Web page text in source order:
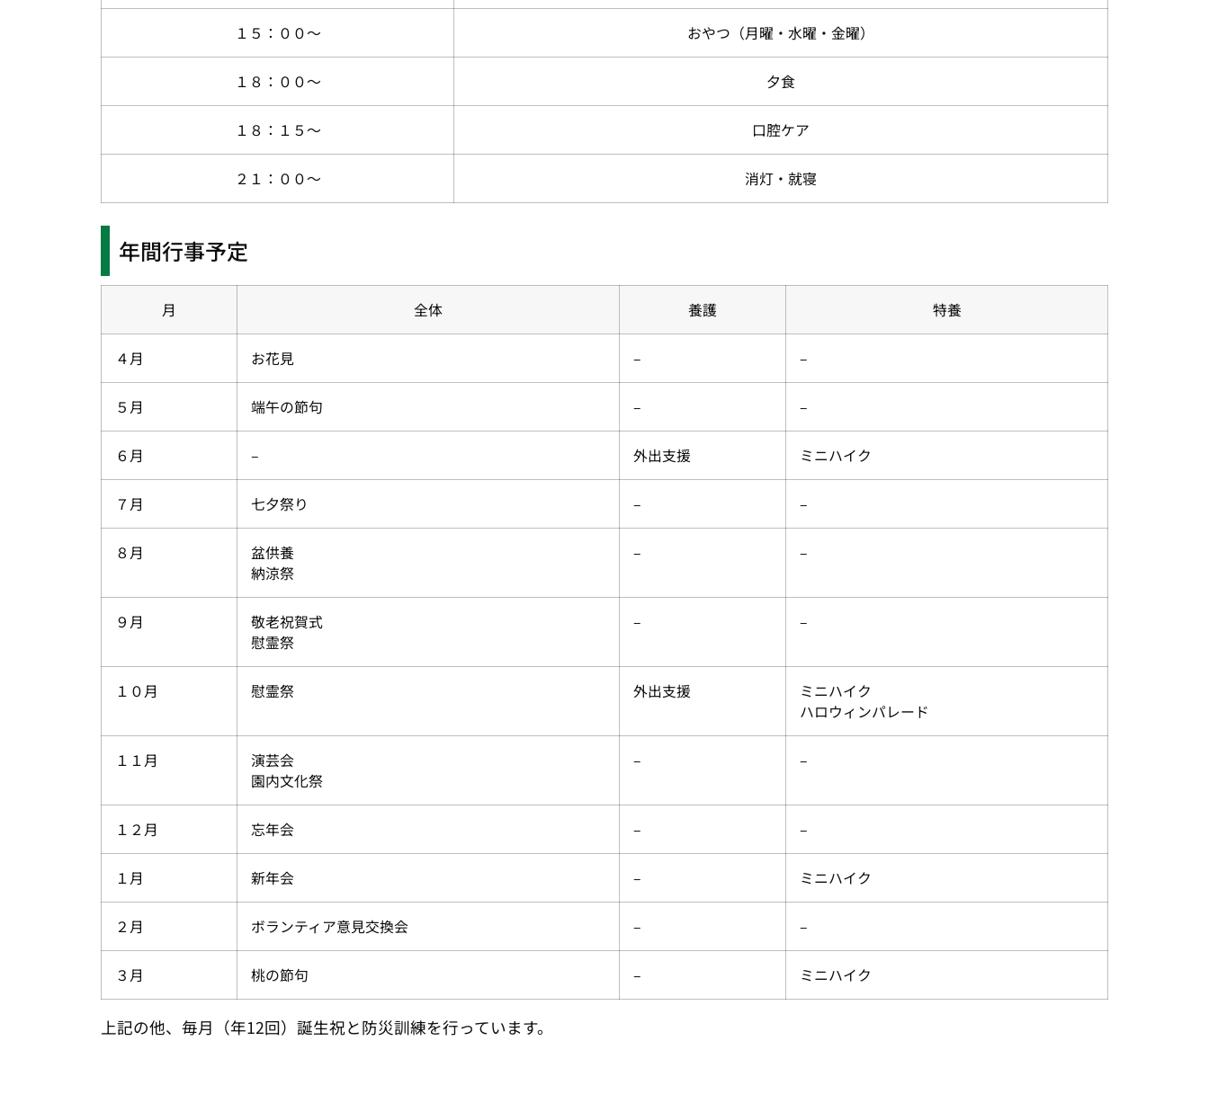
１５：００～ おやつ（月曜・水曜・金曜）
１８：００～ 夕食
１８：１５～ 口腔ケア
２１：００～ 消灯・就寝
年間行事予定
月 全体 養護 特養
４月 お花見 – –
５月 端午の節句 – –
６月 – 外出支援 ミニハイク
７月 七夕祭り – –
８月
盆供養
納涼祭
– –
９月
敬老祝賀式
慰霊祭
– –
１０月 慰霊祭 外出支援
ミニハイク
ハロウィンパレード
１１月
演芸会
園内文化祭
– –
１２月 忘年会 – –
１月 新年会 – ミニハイク
２月 ボランティア意見交換会 – –
３月 桃の節句 – ミニハイク
上記の他、毎月（年12回）誕生祝と防災訓練を行っています。